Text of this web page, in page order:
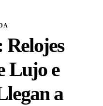
Relojes
Lujo e
a